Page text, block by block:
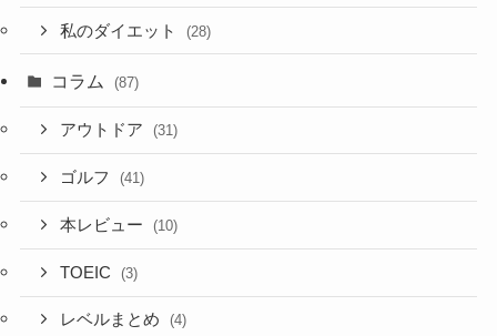
私のダイエット (28)
コラム (87)
アウトドア (31)
ゴルフ (41)
本レビュー (10)
TOEIC (3)
レベルまとめ (4)